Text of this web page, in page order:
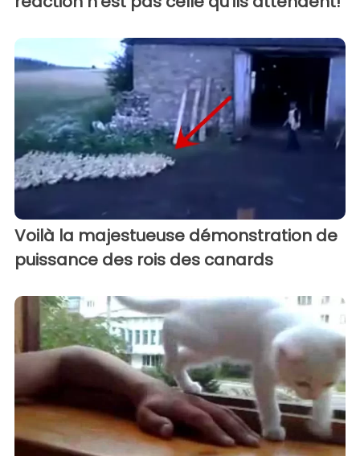
Voilà la majestueuse démonstration de
puissance des rois des canards